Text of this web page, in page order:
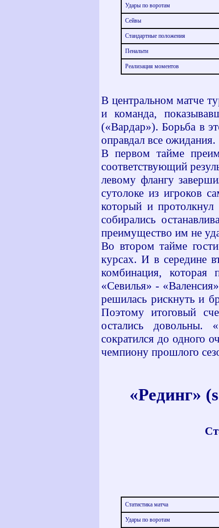
Удары по воротам
Сейвы
Стандартные положения
Пенальти
Реализация моментов
В центральном матче
и команда,
(«Вардар»). Борьба в
оправдал все ожидания.
В первом тайме
соответствующий
левому флангу
сутолоке из игроков
который и
собирались
преимущество им не
Во втором тайме
курсах. И в середине
комбинация,
«Севилья» -
решилась рискнуть и
Поэтому итоговый
остались довольны.
сократился до одного
чемпиону прошлого
«Рединг» (
Статистика матча
Удары по воротам